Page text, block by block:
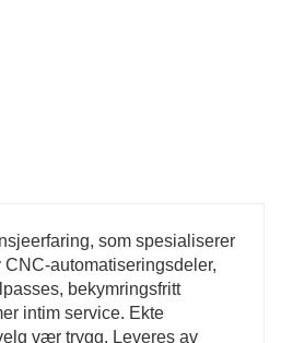
som spesialiserer
automatiseringsdeler,
bekymringsfritt
intim service. Ekte
vær trygg. Leveres av